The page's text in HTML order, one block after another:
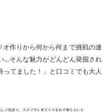
作りから何から何まで挑戦の連
…そんな魅力がどんどん発掘され
てました！」と口コミでも大人